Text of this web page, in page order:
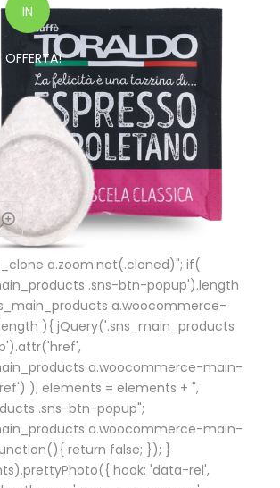
IN
OFFERTA!
a.zoom:not(.cloned)"; if(
.sns-btn-popup').length
a.woocommerce-
){ jQuery('.sns_main_products
a.woocommerce-main-
); elements = elements + ",
.sns-btn-popup";
a.woocommerce-main-
return false; }); }
hook: 'data-rel',